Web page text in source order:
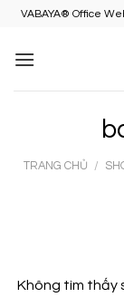
Skip
content
VABAYA® Office
TRANG CHỦ /
Không tìm thấy